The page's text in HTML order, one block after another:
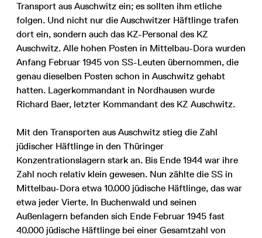
Transport aus Auschwitz ein; es sollten ihm etliche
folgen. Und nicht nur die Auschwitzer Häftlinge trafen
dort ein, sondern auch das KZ-Personal des KZ
Auschwitz. Alle hohen Posten in Mittelbau-Dora wurden
Anfang Februar 1945 von SS-Leuten übernommen, die
genau dieselben Posten schon in Auschwitz gehabt
hatten. Lagerkommandant in Nordhausen wurde
Richard Baer, letzter Kommandant des KZ Auschwitz.
Mit den Transporten aus Auschwitz stieg die Zahl
jüdischer Häftlinge in den Thüringer
Konzentrationslagern stark an. Bis Ende 1944 war ihre
Zahl noch relativ klein gewesen. Nun zählte die SS in
Mittelbau-Dora etwa 10.000 jüdische Häftlinge, das war
etwa jeder Vierte. In Buchenwald und seinen
Außenlagern befanden sich Ende Februar 1945 fast
40.000 jüdische Häftlinge bei einer Gesamtzahl von